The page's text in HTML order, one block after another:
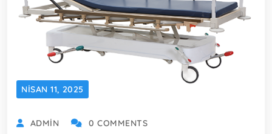
NISAN 11, 2025
ADMIN 0 COMMENTS